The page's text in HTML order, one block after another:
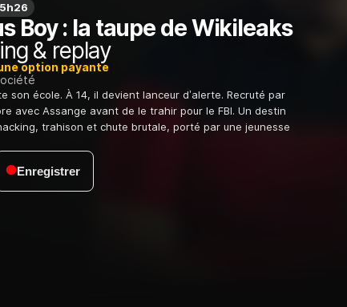
Boy : la taupe de Wikileaks
& replay
option payante
son école. À 14, il devient lanceur d’alerte. Recruté par
avec Assange avant de le trahir pour le FBI. Un destin
trahison et chute brutale, porté par une jeunesse
Enregistrer